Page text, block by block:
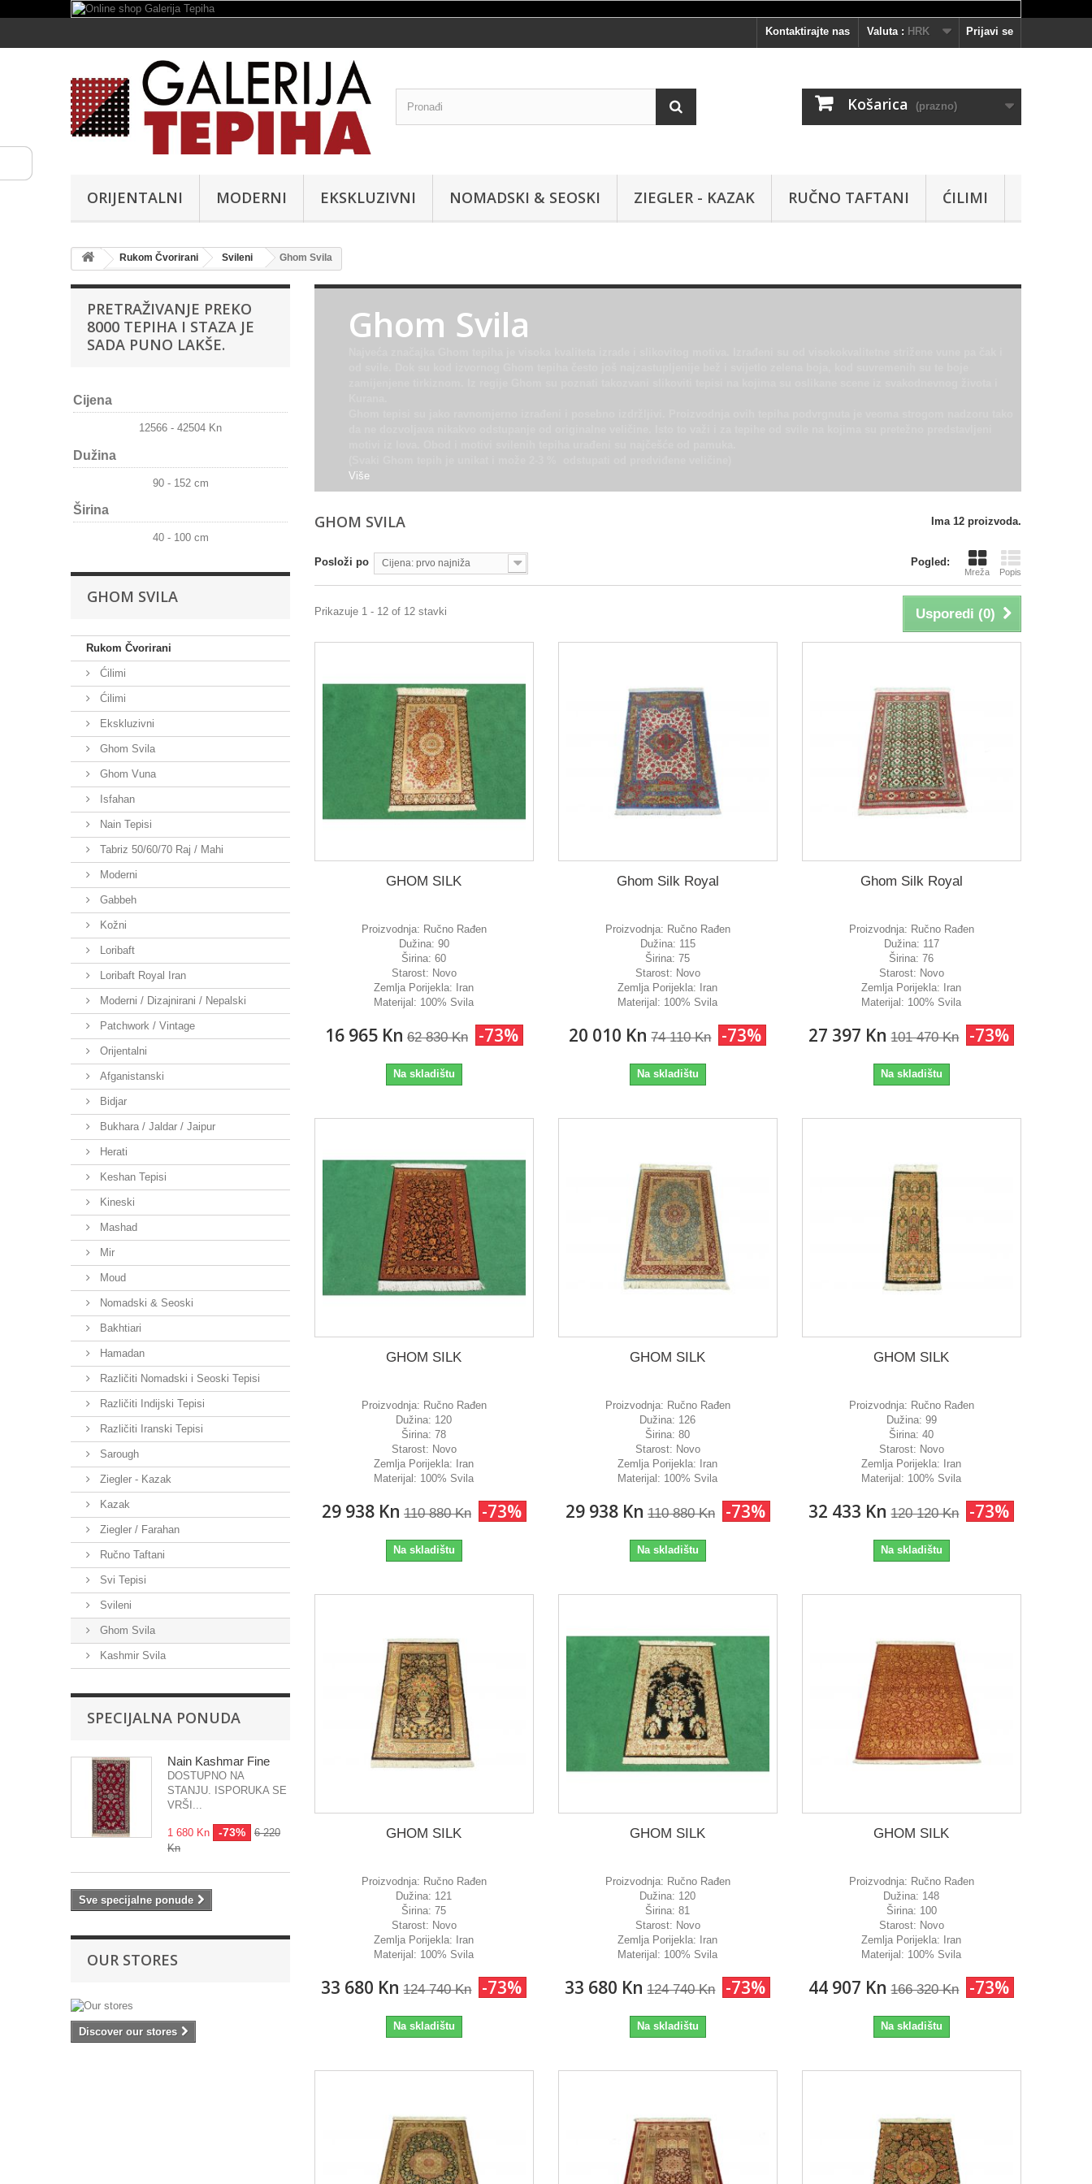
Prijavi se
Valuta : HRK
Kontaktirajte nas
Košarica (prazno)
ORIJENTALNI MODERNI EKSKLUZIVNI NOMADSKI & SEOSKI ZIEGLER - KAZAK RUČNO TAFTANI ĆILIMI
Rukom Čvorirani Svileni Ghom Svila
PRETRAŽIVANJE PREKO
8000 TEPIHA I STAZA JE
SADA PUNO LAKŠE.
Cijena
12566 - 42504 Kn
Dužina
90 - 152 cm
Širina
40 - 100 cm
GHOM SVILA
Rukom Čvorirani
Ćilimi
Ćilimi
Ekskluzivni
Ghom Svila
Ghom Vuna
Isfahan
Nain Tepisi
Tabriz 50/60/70 Raj / Mahi
Moderni
Gabbeh
Kožni
Loribaft
Loribaft Royal Iran
Moderni / Dizajnirani / Nepalski
Patchwork / Vintage
Orijentalni
Afganistanski
Bidjar
Bukhara / Jaldar / Jaipur
Herati
Keshan Tepisi
Kineski
Mashad
Mir
Moud
Nomadski & Seoski
Bakhtiari
Hamadan
Različiti Nomadski i Seoski Tepisi
Različiti Indijski Tepisi
Različiti Iranski Tepisi
Sarough
Ziegler - Kazak
Kazak
Ziegler / Farahan
Ručno Taftani
Svi Tepisi
Svileni
Ghom Svila
Kashmir Svila
SPECIJALNA PONUDA
Nain Kashmar Fine
DOSTUPNO NA
STANJU. ISPORUKA SE
VRŠI...
1 680 Kn -73%
6 220
Kn
Sve specijalne ponude
OUR STORES
Discover our stores
Ghom Svila
Više
GHOM SVILA Ima 12 proizvoda.
Pogled:
Mreža Popis
Posloži po Cijena: prvo najniža
Usporedi (0)
Prikazuje 1 - 12 of 12 stavki
GHOM SILK
Proizvodnja: Ručno Rađen
Dužina: 90
Širina:60
Starost: Novo
Zemlja Porijekla: Iran
Materijal: 100% Svila
16 965 Kn 62 830 Kn -73%
Na skladištu
Ghom Silk Royal
Proizvodnja: Ručno Rađen
Dužina: 115
Širina:75
Starost: Novo
Zemlja Porijekla: Iran
Materijal: 100% Svila
20 010 Kn 74 110 Kn -73%
Na skladištu
Ghom Silk Royal
Proizvodnja: Ručno Rađen
Dužina: 117
Širina:76
Starost: Novo
Zemlja Porijekla: Iran
Materijal: 100% Svila
27 397 Kn 101 470 Kn -73%
Na skladištu
GHOM SILK
Proizvodnja: Ručno Rađen
Dužina: 120
Širina:78
Starost: Novo
Zemlja Porijekla: Iran
Materijal: 100% Svila
29 938 Kn 110 880 Kn -73%
Na skladištu
GHOM SILK
Proizvodnja: Ručno Rađen
Dužina: 126
Širina:80
Starost: Novo
Zemlja Porijekla: Iran
Materijal: 100% Svila
29 938 Kn 110 880 Kn -73%
Na skladištu
GHOM SILK
Proizvodnja: Ručno Rađen
Dužina: 99
Širina:40
Starost: Novo
Zemlja Porijekla: Iran
Materijal: 100% Svila
32 433 Kn 120 120 Kn -73%
Na skladištu
GHOM SILK
Proizvodnja: Ručno Rađen
Dužina: 121
Širina:75
Starost: Novo
Zemlja Porijekla: Iran
Materijal: 100% Svila
33 680 Kn 124 740 Kn -73%
Na skladištu
GHOM SILK
Proizvodnja: Ručno Rađen
Dužina: 120
Širina:81
Starost: Novo
Zemlja Porijekla: Iran
Materijal: 100% Svila
33 680 Kn 124 740 Kn -73%
Na skladištu
GHOM SILK
Proizvodnja: Ručno Rađen
Dužina: 148
Širina: 100
Starost: Novo
Zemlja Porijekla: Iran
Materijal: 100% Svila
44 907 Kn 166 320 Kn -73%
Na skladištu